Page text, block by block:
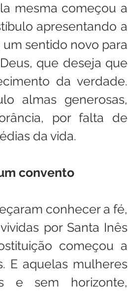
mesma começou a
apresentando a
sentido novo para
que deseja que
da verdade.
almas generosas,
por falta de
da vida.
convento
conhecer a fé,
por Santa Inês
começou a
E aquelas mulheres
e sem horizonte,